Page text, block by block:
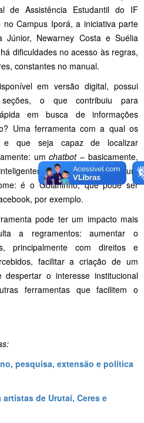
de Assistência Estudantil do IF
Campus Iporá, a iniciativa parte
Júnior, Newarney Costa e Suélia
dificuldades no acesso às regras,
constantes no manual.
em versão digital, possui
o que contribuiu para
em busca de informações
Uma ferramenta com a qual os
e que seja capaz de localizar
umchatbot– basicamente,
com o usuário, um
é o Goianinho, que pode ser
por exemplo.
pode ter um impacto mais
a regramentos: aumentar o
principalmente com direitos e
facilitar a criação de um
o interesse institucional
ferramentas que facilitem o
pesquisa, extensão e política
de Urutaí, Ceres e